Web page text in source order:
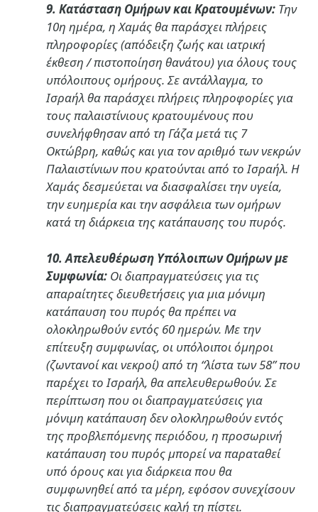
9. Κατάσταση Ομήρων και Κρατουμένων: Την
10η ημέρα, η Χαμάς θα παράσχει πλήρεις
πληροφορίες (απόδειξη ζωής και ιατρική
έκθεση / πιστοποίηση θανάτου) για όλους τους
υπόλοιπους ομήρους. Σε αντάλλαγμα, το
Ισραήλ θα παράσχει πλήρεις πληροφορίες για
τους παλαιστίνιους κρατουμένους που
συνελήφθησαν από τη Γάζα μετά τις 7
Οκτώβρη, καθώς και για τον αριθμό των νεκρών
Παλαιστίνιων που κρατούνται από το Ισραήλ. Η
Χαμάς δεσμεύεται να διασφαλίσει την υγεία,
την ευημερία και την ασφάλεια των ομήρων
κατά τη διάρκεια της κατάπαυσης του πυρός.
10. Απελευθέρωση Υπόλοιπων Ομήρων με
Συμφωνία: Οι διαπραγματεύσεις για τις
απαραίτητες διευθετήσεις για μια μόνιμη
κατάπαυση του πυρός θα πρέπει να
ολοκληρωθούν εντός 60 ημερών. Με την
επίτευξη συμφωνίας, οι υπόλοιποι όμηροι
(ζωντανοί και νεκροί) από τη “λίστα των 58” που
παρέχει το Ισραήλ, θα απελευθερωθούν. Σε
περίπτωση που οι διαπραγματεύσεις για
μόνιμη κατάπαυση δεν ολοκληρωθούν εντός
της προβλεπόμενης περιόδου, η προσωρινή
κατάπαυση του πυρός μπορεί να παραταθεί
υπό όρους και για διάρκεια που θα
συμφωνηθεί από τα μέρη, εφόσον συνεχίσουν
τις διαπραγματεύσεις καλή τη πίστει.